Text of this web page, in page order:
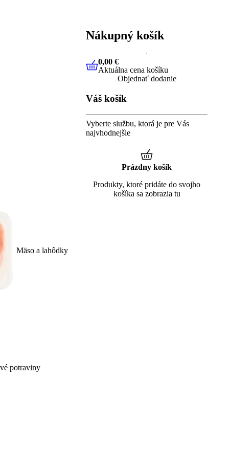
Mäso a lahôdky
potraviny
Nákupný košík
0,00 €Aktuálna cena košíku
0,00 €
Aktuálna cena košíku
Objednať dodanie
Váš košík
Vyberte službu, ktorá je pre Vás
najvhodnejšie
Prázdny košík
Produkty, ktoré pridáte do svojho
košíka sa zobrazia tu